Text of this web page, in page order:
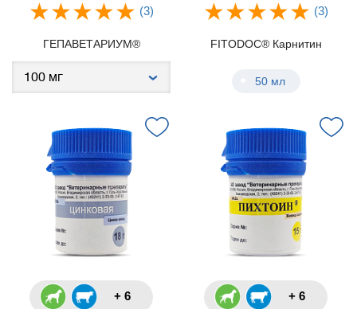
(3)
ГЕПАВЕТАРИУМ®
(3)
FITODOC® Карнитин
50 мл
+ 6 + 6